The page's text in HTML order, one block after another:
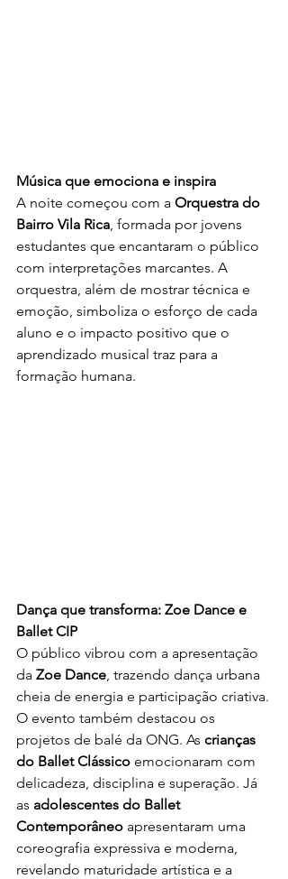
Música que emociona e inspira
A noite começou com a Orquestra do
Bairro Vila Rica, formada por jovens
estudantes que encantaram o público
com interpretações marcantes. A
orquestra, além de mostrar técnica e
emoção, simboliza o esforço de cada
aluno e o impacto positivo que o
aprendizado musical traz para a
formação humana.
Dança que transforma: Zoe Dance e
Ballet CIP
O público vibrou com a apresentação
da Zoe Dance, trazendo dança urbana
cheia de energia e participação criativa.
O evento também destacou os
projetos de balé da ONG. As crianças
do Ballet Clássico emocionaram com
delicadeza, disciplina e superação. Já
as adolescentes do Ballet
Contemporâneo apresentaram uma
coreografia expressiva e moderna,
revelando maturidade artística e a